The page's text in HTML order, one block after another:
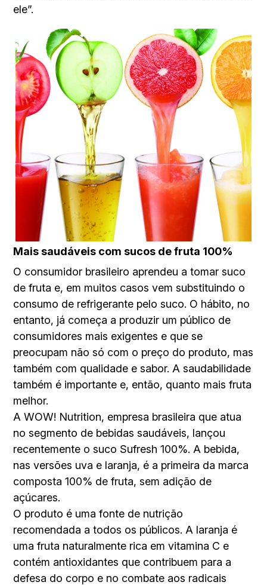
ele”.
Mais saudáveis com sucos de fruta 100%
O consumidor brasileiro aprendeu a tomar suco
de fruta e, em muitos casos vem substituindo o
consumo de refrigerante pelo suco. O hábito, no
entanto, já começa a produzir um público de
consumidores mais exigentes e que se
preocupam não só com o preço do produto, mas
também com qualidade e sabor. A saudabilidade
também é importante e, então, quanto mais fruta
melhor.
A WOW! Nutrition, empresa brasileira que atua
no segmento de bebidas saudáveis, lançou
recentemente o suco Sufresh 100%. A bebida,
nas versões uva e laranja, é a primeira da marca
composta 100% de fruta, sem adição de
açúcares.
O produto é uma fonte de nutrição
recomendada a todos os públicos. A laranja é
uma fruta naturalmente rica em vitamina C e
contém antioxidantes que contribuem para a
defesa do corpo e no combate aos radicais